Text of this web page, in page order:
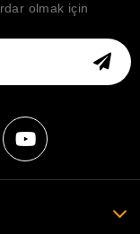
olmak için